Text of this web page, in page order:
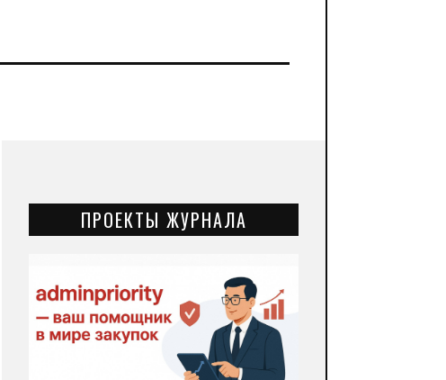
ПРОЕКТЫ ЖУРНАЛА